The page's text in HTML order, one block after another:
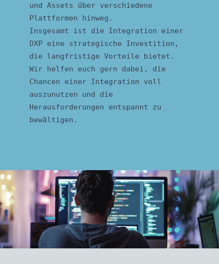
und Assets über verschiedene
Plattformen hinweg.
Insgesamt ist die Integration einer
DXP eine strategische Investition,
die langfristige Vorteile bietet.
Wir helfen euch gern dabei, die
Chancen einer Integration voll
auszunutzen und die
Herausforderungen entspannt zu
bewältigen.